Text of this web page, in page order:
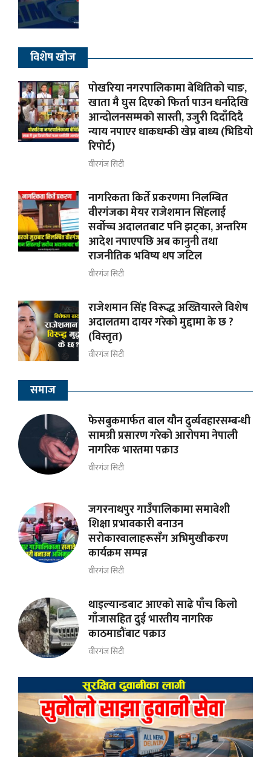
विशेष खोज
पोखरिया नगरपालिकामा बेथितिको चाङ,
खाता मै घुस दिएको फिर्ता पाउन धर्नादेखि
आन्दोलनसम्मकाे सास्ती, उजुरी दिदाँदिदै
न्याय नपाएर धाकधम्की खेप्न बाध्य (भिडियाे
रिपाेर्ट)
वीरगंज सिटी
नागरिकता किर्ते प्रकरणमा निलम्बित
वीरगंजका मेयर राजेशमान सिंहलाई
सर्वोच्च अदालतबाट पनि झट्का, अन्तरिम
आदेश नपाएपछि अब कानुनी तथा
राजनीतिक भविष्य थप जटिल
वीरगंज सिटी
राजेशमान सिंह विरूद्ध अख्तियारले विशेष
अदालतमा दायर गरेको मुद्दामा के छ ?
(विस्तृत)
वीरगंज सिटी
समाज
फेसबुकमार्फत बाल यौन दुर्व्यवहारसम्बन्धी
सामग्री प्रसारण गरेको आरोपमा नेपाली
नागरिक भारतमा पक्राउ
वीरगंज सिटी
जगरनाथपुर गाउँपालिकामा समावेशी
शिक्षा प्रभावकारी बनाउन
सरोकारवालाहरूसँग अभिमुखीकरण
कार्यक्रम सम्पन्न
वीरगंज सिटी
थाइल्यान्डबाट आएको साढे पाँच किलो
गाँजासहित दुई भारतीय नागरिक
काठमाडौंबाट पक्राउ
वीरगंज सिटी